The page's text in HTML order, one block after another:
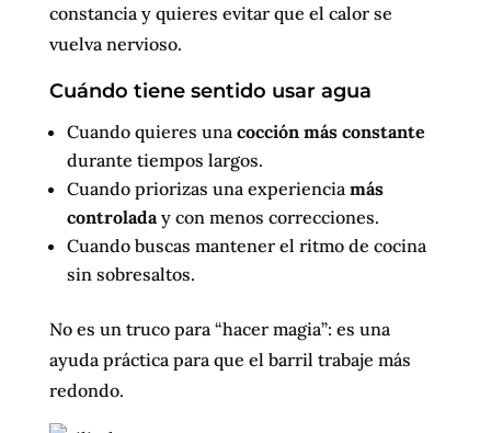
constancia y quieres evitar que el calor se
vuelva nervioso.
Cuándo tiene sentido usar agua
Cuando quieres una cocción más constante
durante tiempos largos.
Cuando priorizas una experiencia más
controladay con menos correcciones.
Cuando buscas mantener el ritmo de cocina
sin sobresaltos.
No es un truco para “hacer magia”: es una
ayuda práctica para que el barril trabaje más
redondo.